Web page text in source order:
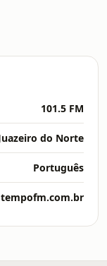
101.5 FM
do Norte
Português